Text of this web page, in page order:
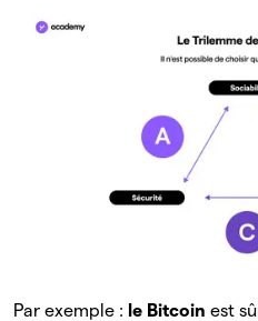
Par exemple : le Bitcoin est